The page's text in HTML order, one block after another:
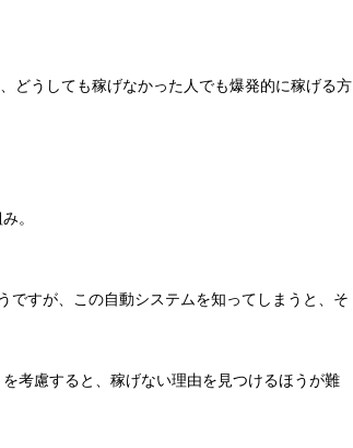
どうしても稼げなかった人でも爆発的に稼げる方
。
ですが、この自動システムを知ってしまうと、そ
考慮すると、稼げない理由を見つけるほうが難